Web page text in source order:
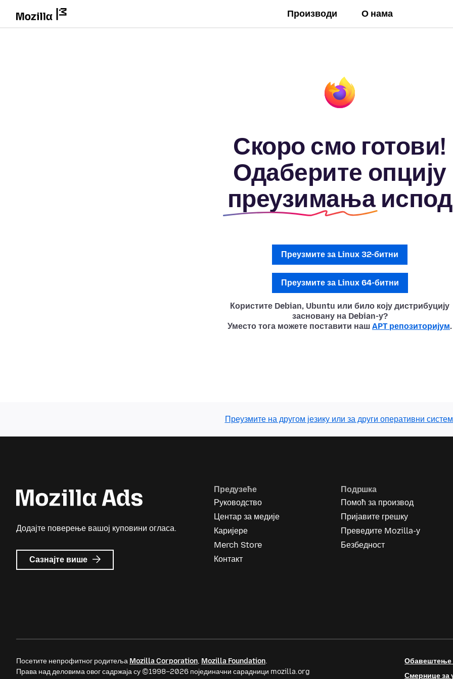
Производи О нама
Скоро смо готови!
Одаберите опцију
преузимањаиспод
Преузмите за Linux 32-битни
Преузмите за Linux 64-битни
Користите Debian, Ubuntu или било коју дистрибуцију
засновану на Debian-у?
Уместо тога можете поставити наш APT репозиторијум.
Преузмите на другом језику или за други оперативни
Додајте поверење вашој куповини огласа.
Сазнајте више о
Mozilla
Предузеће
Руководство
Центар за медије
Каријере
Merch Store
Контакт
Подршка
Помоћ за производ
Пријавите грешку
Преведите Mozilla-у
Безбедност
Посетите непрофитног родитеља Mozilla Corporation, Mozilla Foundation.
Права над деловима овог садржаја су ©1998–2026 појединачни сарадници mozilla.org
Обавештење
Смернице за